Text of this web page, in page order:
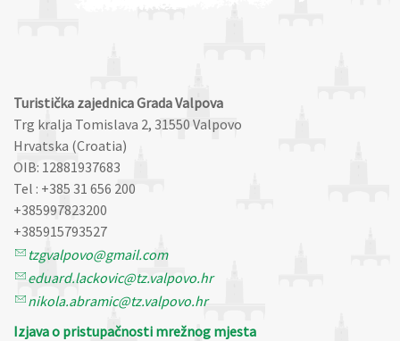
Turistička zajednica Grada Valpova
Trg kralja Tomislava 2, 31550 Valpovo
Hrvatska (Croatia)
OIB: 12881937683
Tel : +385 31 656 200
+385997823200
+385915793527
tzgvalpovo@gmail.com
eduard.lackovic@tz.valpovo.hr
nikola.abramic@tz.valpovo.hr
Izjava o pristupačnosti mrežnog mjesta